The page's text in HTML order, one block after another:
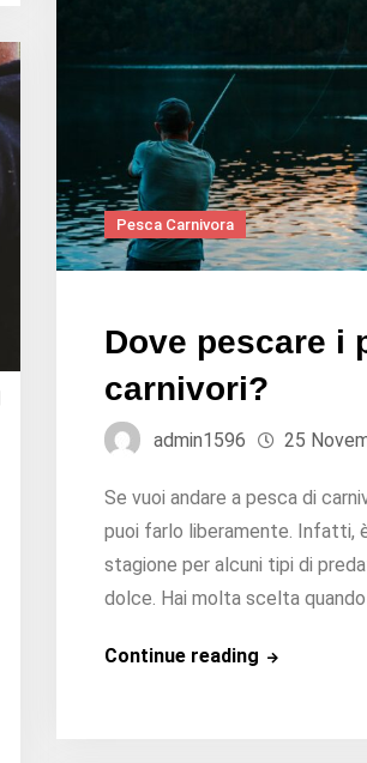
Pesca Carnivora
Dove pescare i
carnivori?
admin1596 25
Se vuoi andare a pesca di
puoi farlo liberamente. Infatti,
stagione per alcuni tipi di
dolce. Hai molta scelta
Continue reading Dove